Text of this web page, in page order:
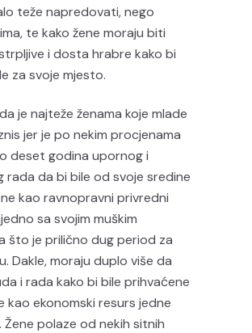
teže napredovati, nego
te kako žene moraju biti
i dosta hrabre kako bi
za svoje mjesto.
je najteže ženama koje mlade
jer je po nekim procjenama
deset godina upornog i
rada da bi bile od svoje sredine
kao ravnopravni privredni
sa svojim muškim
što je prilično dug period za
Dakle, moraju duplo više da
i rada kako bi bile prihvaćene
kao ekonomski resurs jedne
Žene polaze od nekih sitnih